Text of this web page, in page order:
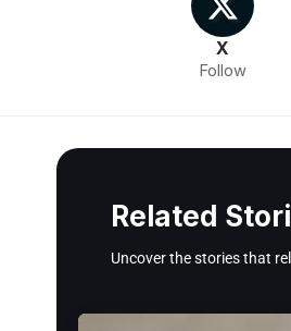
X
Follow
Related
Uncover the stories that